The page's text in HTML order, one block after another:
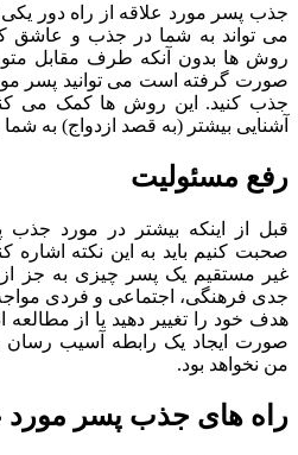
جذب پسر مورد علاقه از راه دور
می تواند به شما در جذب و عاشق
روش ها بدون آنکه طرف مقابل
صورت گرفته است می توانید پسر
جذب کنید. این روش ها کمک می کند
آشنایی بیشتر (به قصد ازدواج) به شما
رفع مسئولیت
قبل از اینکه بیشتر در مورد جذب
صحبت کنیم باید به این نکته
غیر مستقیم یک پسر چیزی به جز
جدی فرهنگی، اجتماعی و فردی
هدف خود را تغییر دهید یا از مطالعه
صورت ایجاد یک رابطه آسیب رسان
من نخواهد بود.
راه های جذب پسر مورد